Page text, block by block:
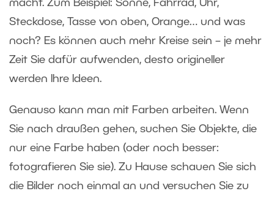
macht. Zum Beispiel: Sonne, Fahrrad, Uhr,
Steckdose, Tasse von oben, Orange… und was
noch? Es können auch mehr Kreise sein – je mehr
Zeit Sie dafür aufwenden, desto origineller
werden Ihre Ideen.
Genauso kann man mit Farben arbeiten. Wenn
Sie nach draußen gehen, suchen Sie Objekte, die
nur eine Farbe haben (oder noch besser:
fotografieren Sie sie). Zu Hause schauen Sie sich
die Bilder noch einmal an und versuchen Sie zu